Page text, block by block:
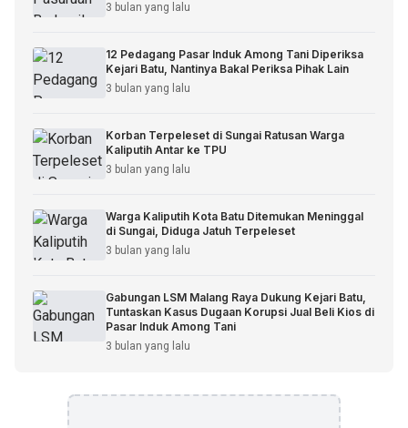
3 bulan yang lalu
12 Pedagang Pasar Induk Among Tani Diperiksa
Kejari Batu, Nantinya Bakal Periksa Pihak Lain
3 bulan yang lalu
Korban Terpeleset di Sungai Ratusan Warga
Kaliputih Antar ke TPU
3 bulan yang lalu
Warga Kaliputih Kota Batu Ditemukan Meninggal
di Sungai, Diduga Jatuh Terpeleset
3 bulan yang lalu
Gabungan LSM Malang Raya Dukung Kejari Batu,
Tuntaskan Kasus Dugaan Korupsi Jual Beli Kios di
Pasar Induk Among Tani
3 bulan yang lalu